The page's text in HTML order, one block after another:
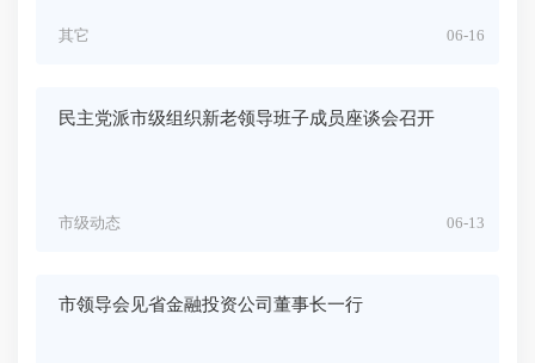
06-16
其它
民主党派市级组织新老领导班子成员座谈会召开
06-13
市级动态
市领导会见省金融投资公司董事长一行